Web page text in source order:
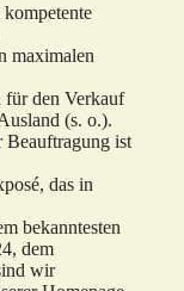
kompetente
maximalen
für den Verkauf
(s. o.).
Beauftragung ist
das in
bekanntesten
dem
wir